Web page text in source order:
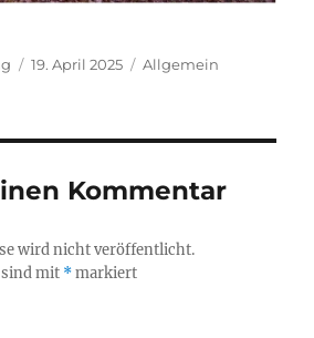
Veröffentlicht
19. April 2025 Kategorien
Allgemein
Kommentar
wird nicht veröffentlicht.
mit *markiert